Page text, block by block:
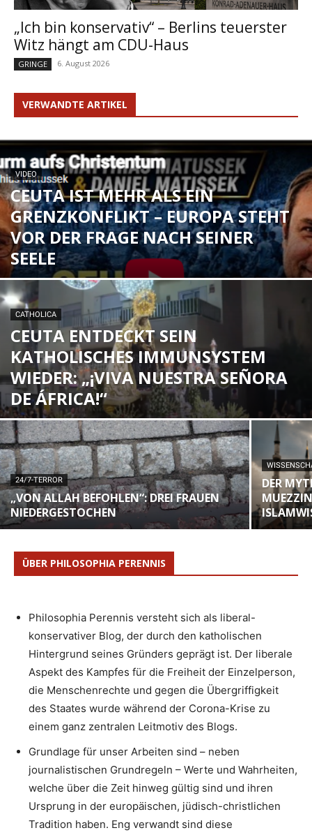
„Ich bin konservativ“ – Berlins teuerster
Witz hängt am CDU-Haus
GRINGE 6. August 2026
VERWANDTE ARTIKEL
VIDEO
CEUTA IST MEHR ALS EIN
GRENZKONFLIKT – EUROPA STEHT
VOR DER FRAGE NACH SEINER
SEELE
CATHOLICA
CEUTA ENTDECKT SEIN
KATHOLISCHES IMMUNSYSTEM
WIEDER: „¡VIVA NUESTRA SEÑORA
DE ÁFRICA!“
24/7-TERROR
„VON ALLAH BEFOHLEN“: DREI FRAUEN
NIEDERGESTOCHEN
DER
ÜBER PHILOSOPHIA PERENNIS
Philosophia Perennis versteht sich als liberal-
konservativer Blog, der durch den katholischen
Hintergrund seines Gründers geprägt ist. Der liberale
Aspekt des Kampfes für die Freiheit der Einzelperson,
die Menschenrechte und gegen die Übergriffigkeit
des Staates wurde während der Corona-Krise zu
einem ganz zentralen Leitmotiv des Blogs.
Grundlage für unser Arbeiten sind – neben
journalistischen Grundregeln – Werte und Wahrheiten,
welche über die Zeit hinweg gültig sind und ihren
Ursprung in der europäischen, jüdisch-christlichen
Tradition haben. Eng verwandt sind diese